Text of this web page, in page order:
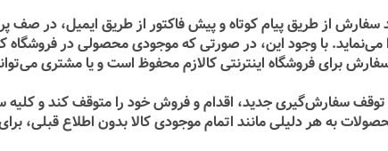
از طریق پیام کوتاه و پیش فاکتور از طریق ایمیل، در صف
با وجود این، در صورتی که موجودی محصولی در فروشگاه
برای فروشگاه اینترنتی کالازم محفوظ است و یا مشتری
توقف سفارش‌‏گیری جدید، اقدام و فروش خود را متوقف کند و
به هر دلیلی مانند اتمام موجودی کالا بدون اطلاع قبلی،